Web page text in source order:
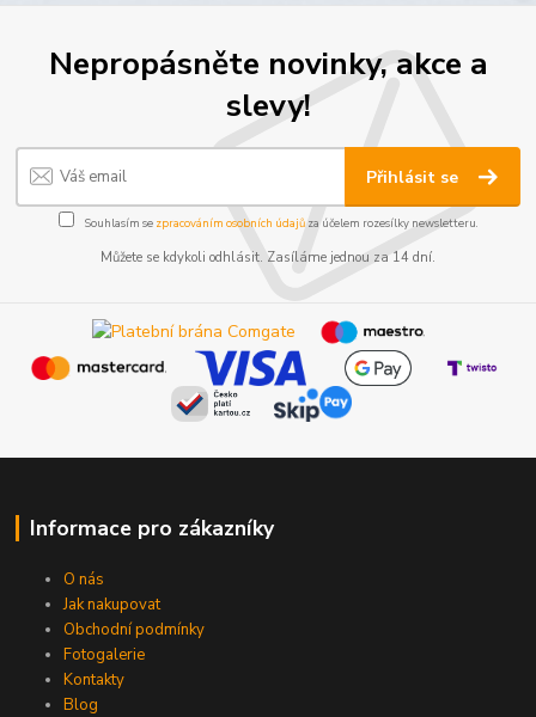
Nepropásněte novinky, akce a
slevy!
Přihlásit se
Souhlasím se zpracováním osobních údajůza účelem rozesílky newsletteru.
Můžete se kdykoli odhlásit. Zasíláme jednou za 14 dní.
Informace pro zákazníky
O nás
Jak nakupovat
Obchodní podmínky
Fotogalerie
Kontakty
Blog